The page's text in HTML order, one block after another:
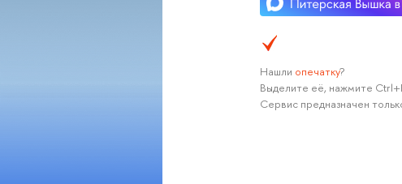
Нашли опечатку?
Выделите её, нажмите
Сервис предназначен